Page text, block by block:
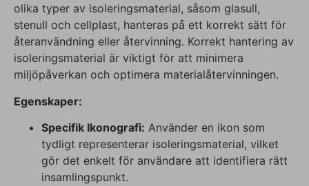
olika typer av isoleringsmaterial, såsom glasull,
stenull och cellplast, hanteras på ett korrekt sätt för
återanvändning eller återvinning. Korrekt hantering av
isoleringsmaterial är viktigt för att minimera
miljöpåverkan och optimera materialåtervinningen.
Egenskaper:
Specifik Ikonografi: Använder en ikon som
tydligt representerar isoleringsmaterial, vilket
gör det enkelt för användare att identifiera rätt
insamlingspunkt.